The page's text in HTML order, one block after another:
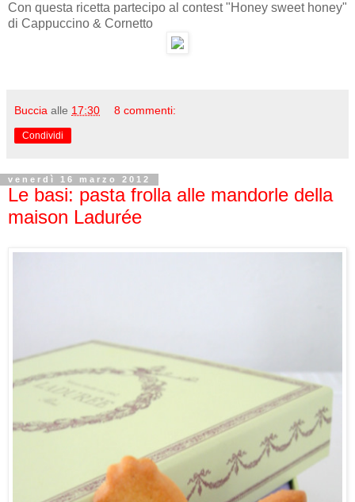
Con questa ricetta partecipo al contest "Honey sweet honey"
di Cappuccino & Cornetto
Buccia alle 17:30 8 commenti:
Condividi
venerdì 16 marzo 2012
Le basi: pasta frolla alle mandorle della
maison Ladurée